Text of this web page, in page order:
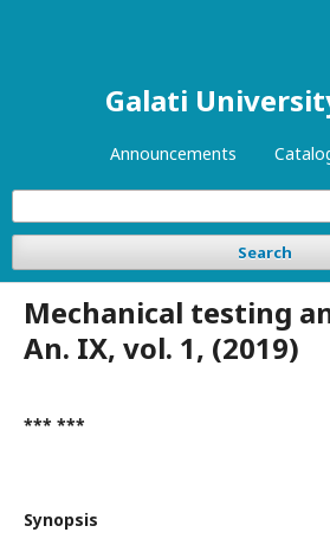
Galati
Announcements
Search
Mechanical testing
An. IX, vol. 1, (2019)
*** ***
Synopsis